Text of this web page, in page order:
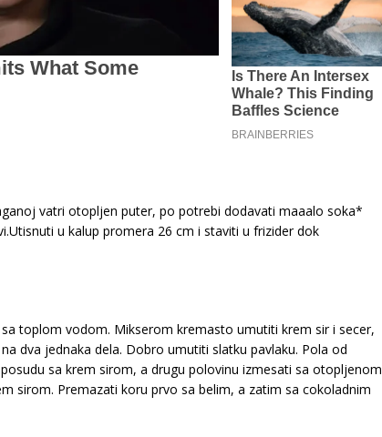
vatri otopljen puter, po potrebi dodavati maaalo soka*
u kalup promera 26 cm i staviti u frizider dok
toplom vodom. Mikserom kremasto umutiti krem sir i secer,
dva jednaka dela. Dobro umutiti slatku pavlaku. Pola od
sa krem sirom, a drugu polovinu izmesati sa otopljenom
sirom. Premazati koru prvo sa belim, a zatim sa cokoladnim